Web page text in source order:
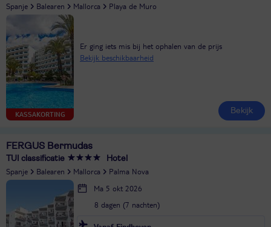
Spanje Balearen Mallorca Playa de Muro
KASSAKORTING
Er ging iets mis bij het ophalen van de prijs
Bekijk beschikbaarheid
Bekijk
FERGUS Bermudas
TUI classificatie Hotel
Spanje Balearen Mallorca
Palma Nova
Ma 5 okt 2026
8 dagen (7 nachten)